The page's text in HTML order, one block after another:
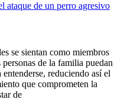
ataque de un perro agresivo
se sientan como miembros
de la familia puedan
reduciendo así el
que comprometen la
de